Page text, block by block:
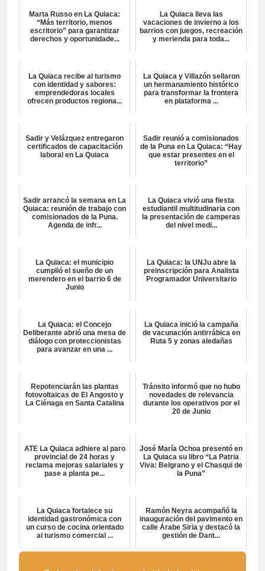
Marta Russo en La Quiaca:
“Más territorio, menos
escritorio” para garantizar
derechos y oportunidade...
La Quiaca lleva las
vacaciones de invierno a los
barrios con juegos, recreación
y merienda para toda...
La Quiaca recibe al turismo
con identidad y sabores:
emprendedoras locales
ofrecen productos regiona...
La Quiaca y Villazón sellaron
un hermanamiento histórico
para transformar la frontera
en plataforma ...
Sadir y Velázquez entregaron
certificados de capacitación
laboral en La Quiaca
Sadir reunió a comisionados
de la Puna en La Quiaca: “Hay
que estar presentes en el
territorio”
Sadir arrancó la semana en La
Quiaca: reunión de trabajo con
comisionados de la Puna.
Agenda de infr...
La Quiaca vivió una fiesta
estudiantil multitudinaria con
la presentación de camperas
del nivel medi...
La Quiaca: el municipio
cumplió el sueño de un
merendero en el barrio 6 de
Junio
La Quiaca: la UNJu abre la
preinscripción para Analista
Programador Universitario
La Quiaca: el Concejo
Deliberante abrió una mesa de
diálogo con proteccionistas
para avanzar en una ...
La Quiaca inició la campaña
de vacunación antirrábica en
Ruta 5 y zonas aledañas
Repotenciarán las plantas
fotovoltaicas de El Angosto y
La Ciénaga en Santa Catalina
Tránsito informó que no hubo
novedades de relevancia
durante los operativos por el
20 de Junio
ATE La Quiaca adhiere al paro
provincial de 24 horas y
reclama mejoras salariales y
pase a planta pe...
José María Ochoa presentó en
La Quiaca su libro “La Patria
Viva: Belgrano y el Chasqui de
la Puna”
La Quiaca fortalece su
identidad gastronómica con
un curso de cocina orientado
al turismo comercial ...
Ramón Neyra acompañó la
inauguración del pavimento en
calle Árabe Siria y destacó la
gestión de Dant...